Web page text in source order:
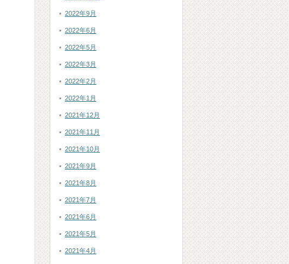
2022年9月
2022年6月
2022年5月
2022年3月
2022年2月
2022年1月
2021年12月
2021年11月
2021年10月
2021年9月
2021年8月
2021年7月
2021年6月
2021年5月
2021年4月